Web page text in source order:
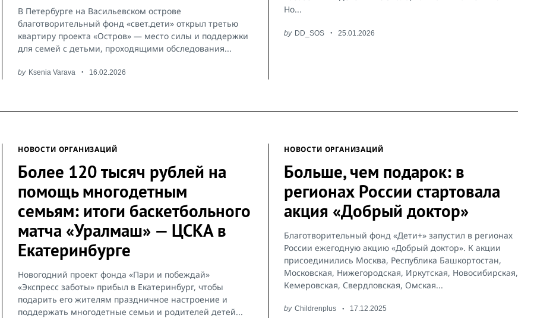
В Петербурге на Васильевском острове
благотворительный фонд «свет.дети» открыл третью
квартиру проекта «Остров» — место силы и поддержки
для семей с детьми, проходящими обследования...
by Ksenia Varava 16.02.2026
Но...
by DD_SOS 25.01.2026
НОВОСТИ ОРГАНИЗАЦИЙ
Более 120 тысяч рублей на
помощь многодетным
семьям: итоги баскетбольного
матча «Уралмаш» — ЦСКА в
Екатеринбурге
Новогодний проект фонда «Пари и побеждай»
«Экспресс заботы» прибыл в Екатеринбург, чтобы
подарить его жителям праздничное настроение и
поддержать многодетные семьи и родителей детей...
НОВОСТИ ОРГАНИЗАЦИЙ
Больше, чем подарок: в
регионах России стартовала
акция «Добрый доктор»
Благотворительный фонд «Дети+» запустил в регионах
России ежегодную акцию «Добрый доктор». К акции
присоединились Москва, Республика Башкортостан,
Московская, Нижегородская, Иркутская, Новосибирская,
Кемеровская, Свердловская, Омская...
by Childrenplus 17.12.2025